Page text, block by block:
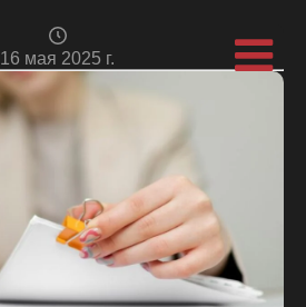
16 мая 2025 г.